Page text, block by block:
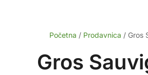
Početna / Prodavnica / Gros
Gros